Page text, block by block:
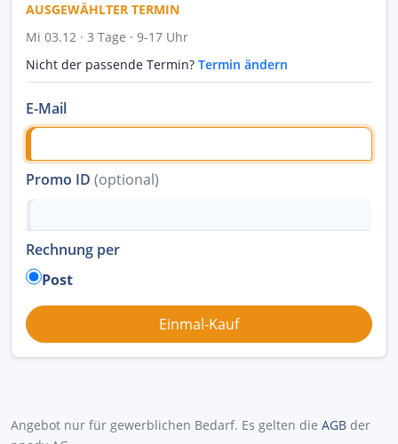
AUSGEWÄHLTER TERMIN
Mi 03.12 · 3 Tage · 9-17 Uhr
Nicht der passende Termin? Termin ändern
E-Mail
Promo ID (optional)
Rechnung per
Post
Angebot nur für gewerblichen Bedarf. Es gelten die AGB der